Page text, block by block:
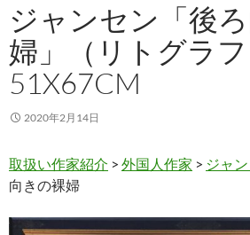
ジャンセン「後
婦」（リトグラフ
51X67CM
2020年2月14日
取扱い作家紹介 > 外国人作家 > ジャ
向きの裸婦